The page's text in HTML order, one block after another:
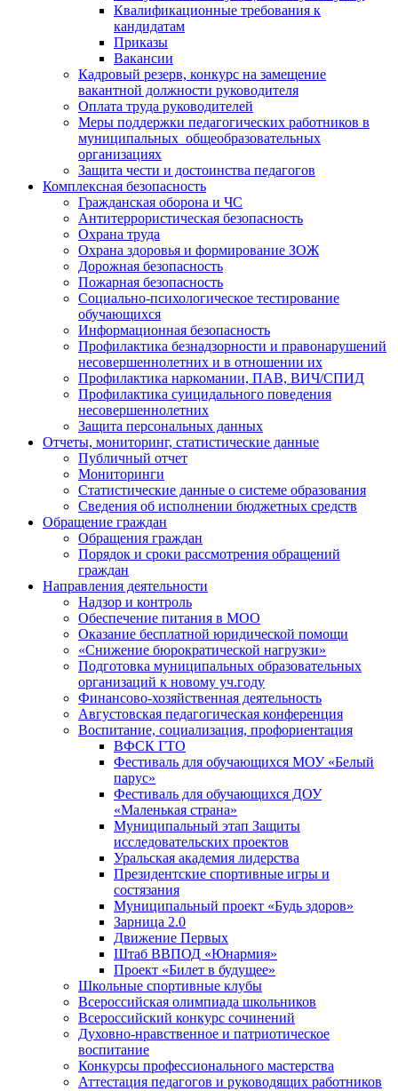
Квалификационные требования к
кандидатам
Приказы
Вакансии
Кадровый резерв, конкурс на замещение
вакантной должности руководителя
Оплата труда руководителей
Меры поддержки педагогических работников в
муниципальных общеобразовательных
организациях
Защита чести и достоинства педагогов
Комплексная безопасность
Гражданская оборона и ЧС
Антитеррористическая безопасность
Охрана труда
Охрана здоровья и формирование ЗОЖ
Дорожная безопасность
Пожарная безопасность
Социально-психологическое тестирование
обучающихся
Информационная безопасность
Профилактика безнадзорности и правонарушений
несовершеннолетних и в отношении их
Профилактика наркомании, ПАВ, ВИЧ/СПИД
Профилактика суицидального поведения
несовершеннолетних
Защита персональных данных
Отчеты, мониторинг, статистические данные
Публичный отчет
Мониторинги
Статистические данные о системе образования
Сведения об исполнении бюджетных средств
Обращение граждан
Обращения граждан
Порядок и сроки рассмотрения обращений
граждан
Направления деятельности
Надзор и контроль
Обеспечение питания в МОО
Оказание бесплатной юридической помощи
«Снижение бюрократической нагрузки»
Подготовка муниципальных образовательных
организаций к новому уч.году
Финансово-хозяйственная деятельность
Августовская педагогическая конференция
Воспитание, социализация, профориентация
ВФСК ГТО
Фестиваль для обучающихся МОУ «Белый
парус»
Фестиваль для обучающихся ДОУ
«Маленькая страна»
Муниципальный этап Защиты
исследовательских проектов
Уральская академия лидерства
Президентские спортивные игры и
состязания
Муниципальный проект «Будь здоров»
Зарница 2.0
Движение Первых
Штаб ВВПОД «Юнармия»
Проект «Билет в будущее»
Школьные спортивные клубы
Всероссийская олимпиада школьников
Всероссийский конкурс сочинений
Духовно-нравственное и патриотическое
воспитание
Конкурсы профессионального мастерства
Аттестация педагогов и руководящих работников